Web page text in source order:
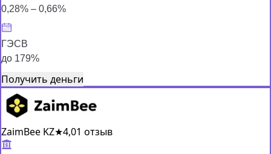
0,28% – 0,66%
ГЭСВ
до 179%
Получить деньги
ZaimBee KZ★4,01 отзыв